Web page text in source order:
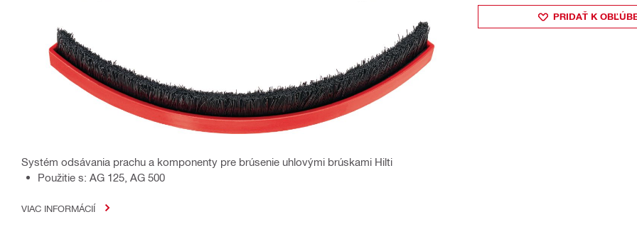
Systém odsávania prachu a komponenty pre brúsenie uhlovými brúskami Hilti
Použitie s: AG 125, AG 500
VIAC INFORMÁCIÍ
PRIDAŤ K